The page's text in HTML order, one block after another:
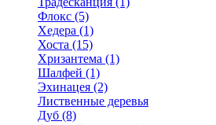
Флокс (5)
Хедера (1)
Хоста (15)
Хризантема (1)
Шалфей (1)
Эхинацея (2)
Лиственные деревья
Дуб (8)